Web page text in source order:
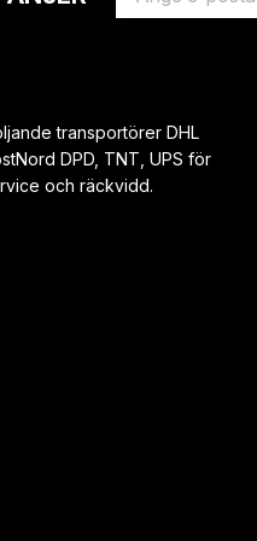
transportörer DHL
DPD, TNT, UPS för
och räckvidd.